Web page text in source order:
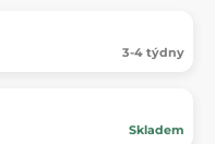
3-4 týdny
Skladem